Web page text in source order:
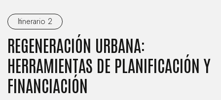
Itinerario 2
REGENERACIÓN URBANA:
HERRAMIENTAS DE PLANIFICACIÓN Y
FINANCIACIÓN